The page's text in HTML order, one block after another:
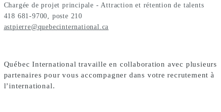
Chargée de projet principale - Attraction et rétention de talents
418 681-9700, poste 210
astpierre@quebecinternational.ca
Québec International travaille en collaboration avec plusieurs
partenaires pour vous accompagner dans votre recrutement à
l’international.